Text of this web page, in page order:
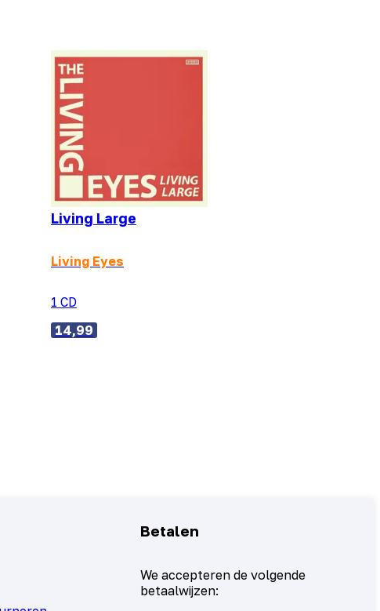
Living Large
Living Eyes
1 CD
14,99
Betalen
We accepteren de volgende
betaalwijzen: